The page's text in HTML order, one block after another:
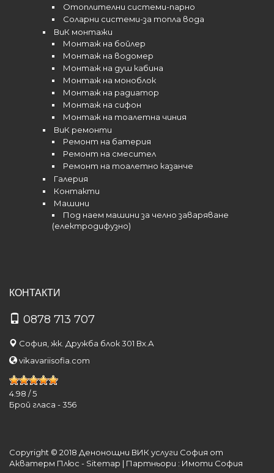
Отоплителни системи-парно
Соларни системи-за топла вода
ВиК монтажи
Монтаж на бойлер
Монтаж на водомер
Монтаж на душ кабина
Монтаж на моноблок
Монтаж на радиатор
Монтаж на сифон
Монтаж на тоалетна чиния
ВиК ремонти
Ремонт на батерия
Ремонт на смесител
Ремонт на тоалетно казанче
Галерия
Контакти
Машини
Под наем машини за челно заваряване
(електродифузно)
КОНТАКТИ
0878 713 707
София, жк. Дружба блок 301 Вх.А
vikavariisofia.com
4.98 /5
Брой гласа -356
Copyright © 2018 Денонощни ВИК услуги София от
Акватерм Плюс - Sitemap | Партньори : Имоти София